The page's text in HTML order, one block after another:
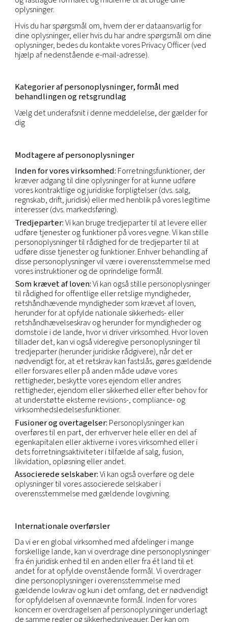
Denne meddelelse om beskyttelse af
gælder for de personoplysninger, vi indhenter via
normale forretningsaktiviteter, både online og
indsamling i forbindelse med salg og
partner- og leverandøraftaler samt investor
karrierewebsted, som er underlagt ansøgerens
meddelelse om beskyttelse af personoplysninger.
Den dataansvarlige for dine oplysninger er vores
virksomhed, der oprindeligt indsamlede dine
og fastlagde formålet og midlerne til at bruge
oplysninger.
Hvis du har spørgsmål om, hvem der er
dine oplysninger, eller hvis du har andre
oplysninger, bedes du kontakte vores Privacy
hjælp af nedenstående e-mail-adresse).
Kategorier af personoplysninger, formål med
behandlingen og retsgrundlag
Vælg det underafsnit i denne meddelelse, der
dig
Modtagere af personoplysninger
Inden for vores virksomhed:
kræver adgang til dine oplysninger for at kunne
vores kontraktlige og juridiske forpligtelser (dvs.
regnskab, drift, juridisk) eller med henblik på
interesser (dvs. markedsføring).
Tredjeparter:Vi kan bruge tredjeparter til at
udføre tjenester og funktioner på vores vegne. Vi
personoplysninger til rådighed for de
udføre disse tjenester og funktioner. Enhver
vores instruktioner og de oprindelige formål.
Som krævet af loven:Vi kan også stille
til rådighed for offentlige eller retslige
retshåndhævende myndigheder som krævet af
herunder for at opfylde nationale sikkerheds-
retshåndhævelseskrav og herunder for
domstole i de lande, hvor vi driver virksomhed.
tillader det, kan vi også videregive